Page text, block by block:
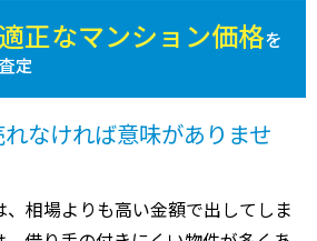
適正なマンション価格を
定
なければ意味がありませ
相場よりも高い金額で出してしま